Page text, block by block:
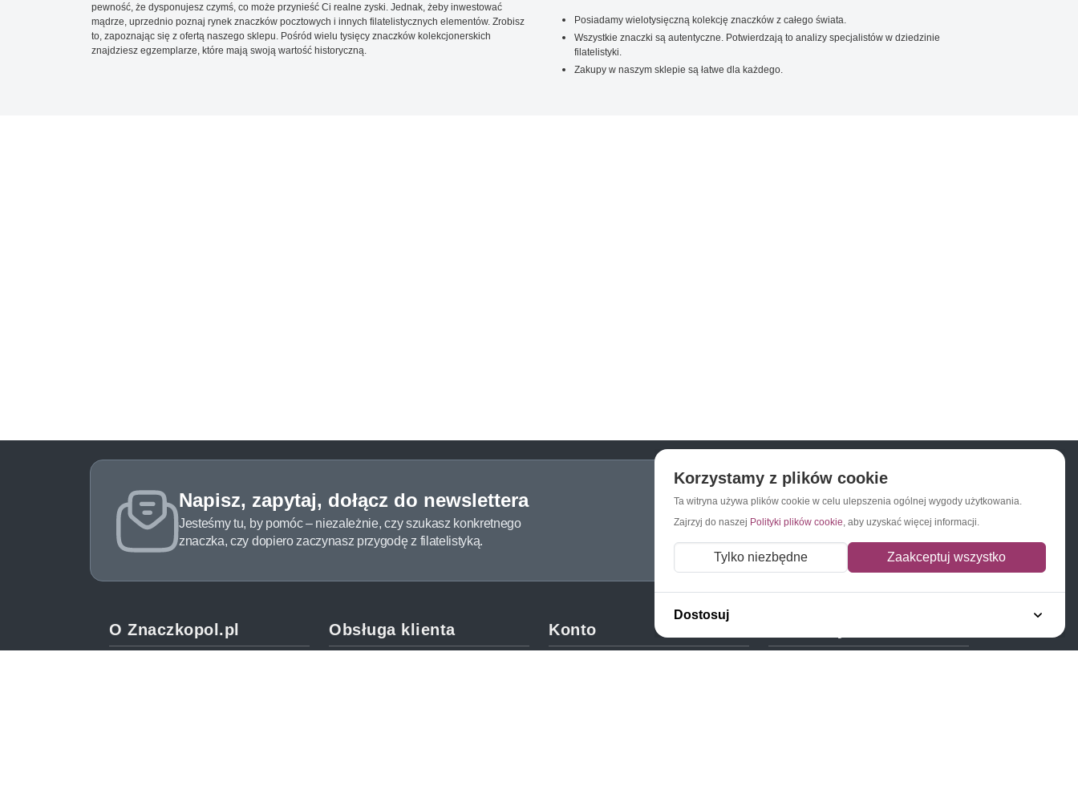
pewność, że dysponujesz czymś, co może przynieść Ci realne zyski. Jednak, żeby inwestować
mądrze, uprzednio poznaj rynek znaczków pocztowych i innych filatelistycznych elementów. Zrobisz
to, zapoznając się z ofertą naszego sklepu. Pośród wielu tysięcy znaczków kolekcjonerskich
znajdziesz egzemplarze, które mają swoją wartość historyczną.
Posiadamy wielotysięczną kolekcję znaczków z całego świata.
Wszystkie znaczki są autentyczne. Potwierdzają to analizy specjalistów w dziedzinie
filatelistyki.
Zakupy w naszym sklepie są łatwe dla każdego.
Napisz, zapytaj, dołącz do newslettera
Jesteśmy tu, by pomóc – niezależnie, czy szukasz konkretnego
znaczka, czy dopiero zaczynasz przygodę z filatelistyką.
Napisz do nas Zapisz się do newslettera
O Znaczkopol.pl Obsługa klienta Konto
Korzystamy z plików cookie
Ta witryna używa plików cookie w celu ulepszenia ogólnej wygody użytkowania.
Zajrzyj do naszej Polityki plików cookie, aby uzyskać więcej informacji.
Tylko niezbędne Zaakceptuj wszystko
Dostosuj